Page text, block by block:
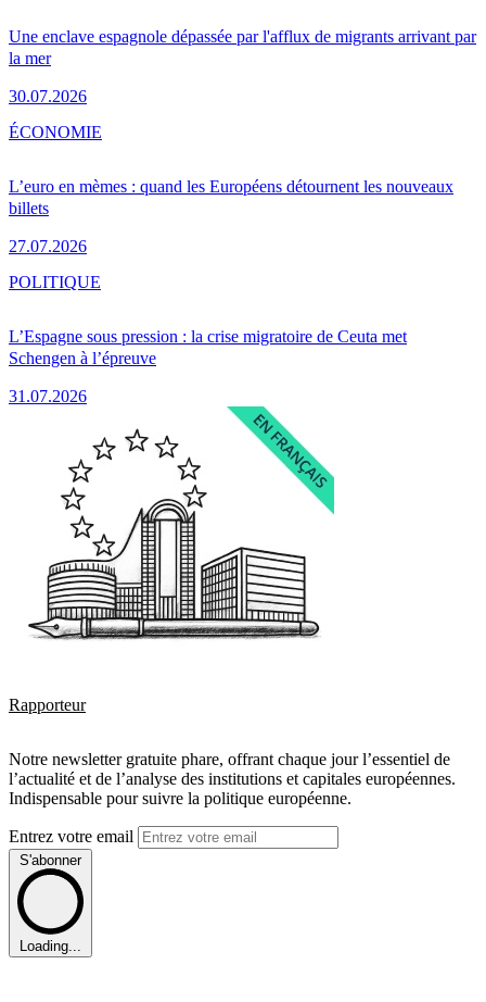
Une enclave espagnole dépassée par l'afflux de migrants arrivant par
la mer
30.07.2026
L’euro en mèmes : quand les Européens détournent les nouveaux
billets
27.07.2026
ÉCONOMIE
L’Espagne sous pression : la crise migratoire de Ceuta met
Schengen à l’épreuve
31.07.2026
POLITIQUE
Rapporteur
Notre newsletter gratuite phare, offrant chaque jour l’essentiel de
l’actualité et de l’analyse des institutions et capitales européennes.
Indispensable pour suivre la politique européenne.
Entrez votre email
S'abonner
Loading...